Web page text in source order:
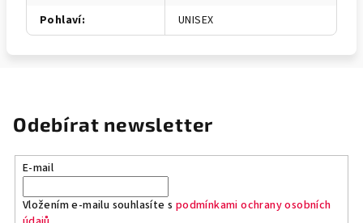
Pohlaví: UNISEX
Odebírat newsletter
E-mail
Vložením e-mailu souhlasíte s podmínkami ochrany osobních